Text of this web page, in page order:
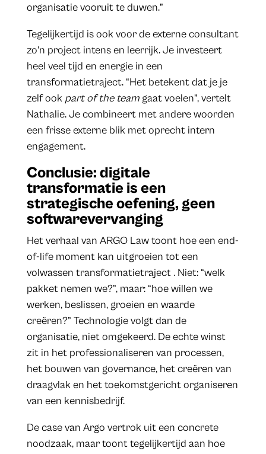
organisatie vooruit te duwen.”
Tegelijkertijd is ook voor de externe consultant
zo’n project intens en leerrijk. Je investeert
heel veel tijd en energie in een
transformatietraject. “Het betekent dat je je
zelf ook part of the teamgaat voelen”, vertelt
Nathalie. Je combineert met andere woorden
een frisse externe blik met oprecht intern
engagement.
Conclusie: digitale
transformatie is een
strategische oefening, geen
softwarevervanging
Het verhaal van ARGO Law toont hoe een end-
of-life moment kan uitgroeien tot een
volwassen transformatietraject . Niet: “welk
pakket nemen we?”, maar: “hoe willen we
werken, beslissen, groeien en waarde
creëren?” Technologie volgt dan de
organisatie, niet omgekeerd. De echte winst
zit in het professionaliseren van processen,
het bouwen van governance, het creëren van
draagvlak en het toekomstgericht organiseren
van een kennisbedrijf.
De case van Argo vertrok uit een concrete
noodzaak, maar toont tegelijkertijd aan hoe